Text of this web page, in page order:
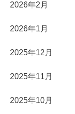
2026年2月
2026年1月
2025年12月
2025年11月
2025年10月